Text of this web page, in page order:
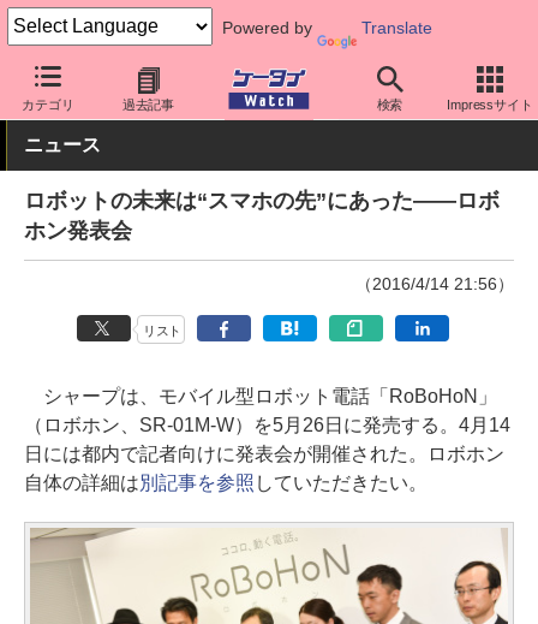
Powered by Translate
カテゴリ 過去記事 検索 Impressサイト
ケータイ Watch 最新技術/その他 IoT
ニュース
ロボットの未来は“スマホの先”にあった――ロボ
ホン発表会
（2016/4/14 21:56）
リスト
シャープは、モバイル型ロボット電話「RoBoHoN」
（ロボホン、SR-01M-W）を5月26日に発売する。4月14
日には都内で記者向けに発表会が開催された。ロボホン
自体の詳細は別記事を参照 していただきたい。